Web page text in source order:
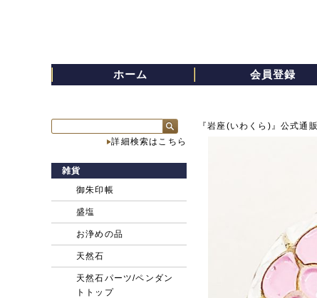
ホーム 会員登録
『岩座(いわくら)』公式通販
詳細検索はこちら
雑貨
御朱印帳
盛塩
お浄めの品
天然石
天然石パーツ/ペンダン
トトップ